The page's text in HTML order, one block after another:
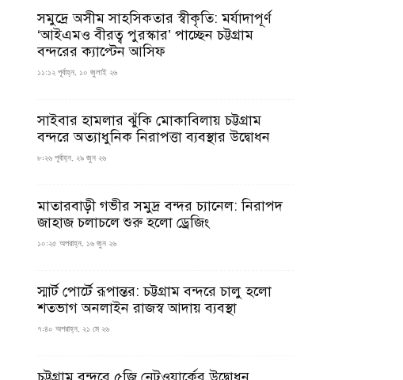
সমুদ্রে অসীম সাহসিকতার স্বীকৃতি: মর্যাদাপূর্ণ
‘আইএমও বীরত্ব পুরস্কার’ পাচ্ছেন চট্টগ্রাম
বন্দরের ক্যাপ্টেন আসিফ
১১:১২ পূর্বাহ্ন, ১০ জুলাই ২৬
সাইবার হামলার ঝুঁকি মোকাবিলায় চট্টগ্রাম
বন্দরে অত্যাধুনিক নিরাপত্তা ব্যবস্থার উদ্বোধন
৮:২৬ পূর্বাহ্ন, ২৯ জুন ২৬
মাতারবাড়ী গভীর সমুদ্র বন্দর চ্যানেল: নিরাপদ
জাহাজ চলাচলে শুরু হলো ড্রেজিং
১০:২৫ অপরাহ্ন, ১৬ জুন ২৬
স্মার্ট পোর্টে রূপান্তর: চট্টগ্রাম বন্দরে চালু হলো
শতভাগ অনলাইন রাজস্ব আদায় ব্যবস্থা
৭:৪০ অপরাহ্ন, ২১ মে ২৬